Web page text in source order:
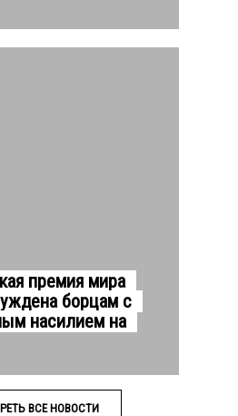
премия мира
борцам с
насилием на
ВСЕ НОВОСТИ